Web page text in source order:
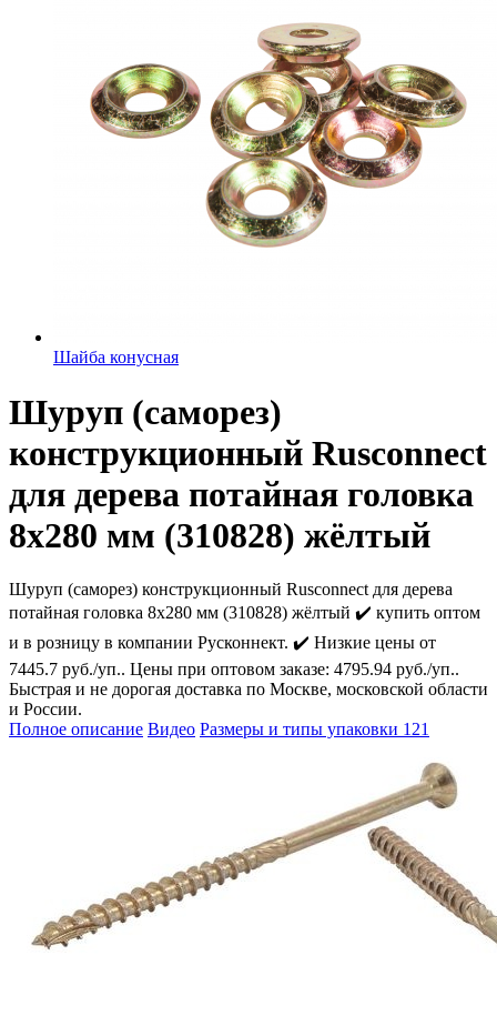
Шайба конусная
Шуруп (саморез)
конструкционный Rusconnect
для дерева потайная головка
8х280 мм (310828) жёлтый
Шуруп (саморез) конструкционный Rusconnect для дерева
потайная головка 8х280 мм (310828) жёлтый ✔️ купить оптом
и в розницу в компании Русконнект. ✔️ Низкие цены от
7445.7 руб./уп.. Цены при оптовом заказе: 4795.94 руб./уп..
Быстрая и не дорогая доставка по Москве, московской области
и России.
Полное описание Видео Размеры и типы упаковки 121